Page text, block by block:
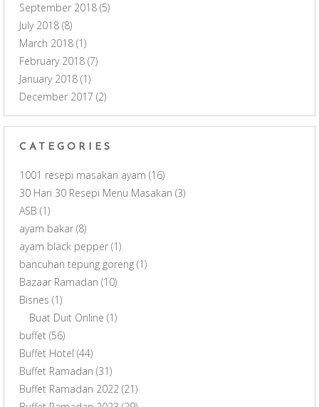
September 2018 (5)
July 2018 (8)
March 2018 (1)
February 2018 (7)
January 2018 (1)
December 2017 (2)
CATEGORIES
1001 resepi masakan ayam (16)
30 Hari 30 Resepi Menu Masakan (3)
ASB (1)
ayam bakar (8)
ayam black pepper (1)
bancuhan tepung goreng (1)
Bazaar Ramadan (10)
Bisnes (1)
Buat Duit Online (1)
buffet (56)
Buffet Hotel (44)
Buffet Ramadan (31)
Buffet Ramadan 2022 (21)